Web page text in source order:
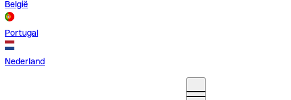
België
Portugal
Nederland